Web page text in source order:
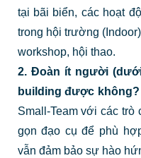
tại bãi biển, các hoạt
trong hội trường
workshop, hội thao.
2. Đoàn ít người
building được không?
Small-Team với các trò
gọn đạo cụ để phù
vẫn đảm bảo sự hào